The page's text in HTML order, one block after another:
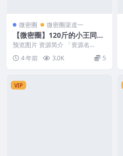
微密圈 微密圈渠道一
【微密圈】120斤的小王同学
[17P8V 265MB]
预览图片 资源简介 「资源名
称」：【微密圈】120斤的小王同
学 [17P8V 2...
4 年前 3.0K 5
VIP